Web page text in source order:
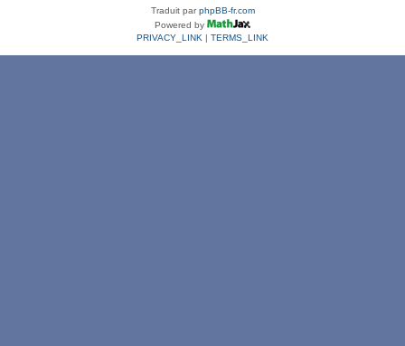
Traduit parphpBB-fr.com
Powered by
PRIVACY_LINK | TERMS_LINK